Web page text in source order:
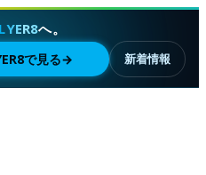
へ。
で見る→ 新着情報